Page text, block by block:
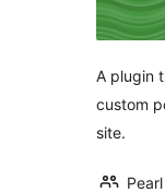
A plugin
custom
site.